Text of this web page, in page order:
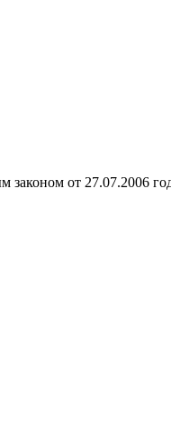
законом от 27.07.2006